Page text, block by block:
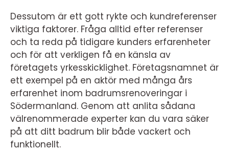
Dessutom är ett gott rykte och kundreferenser
viktiga faktorer. Fråga alltid efter referenser
och ta reda på tidigare kunders erfarenheter
och för att verkligen få en känsla av
företagets yrkesskicklighet. Företagsnamnet är
ett exempel på en aktör med många års
erfarenhet inom badrumsrenoveringar i
Södermanland. Genom att anlita sådana
välrenommerade experter kan du vara säker
på att ditt badrum blir både vackert och
funktionellt.